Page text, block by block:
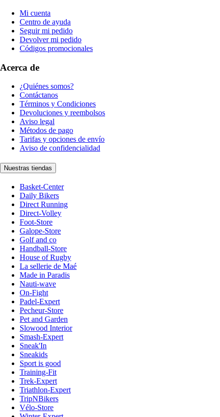
Mi cuenta
Centro de ayuda
Seguir mi pedido
Devolver mi pedido
Códigos promocionales
Acerca de
¿Quiénes somos?
Contáctanos
Términos y Condiciones
Devoluciones y reembolsos
Aviso legal
Métodos de pago
Tarifas y opciones de envío
Aviso de confidencialidad
Nuestras tiendas
Basket-Center
Daily Bikers
Direct Running
Direct-Volley
Foot-Store
Galope-Store
Golf and co
Handball-Store
House of Rugby
La sellerie de Maé
Made in Paradis
Nauti-wave
On-Fight
Padel-Expert
Pecheur-Store
Pet and Garden
Slowood Interior
Smash-Expert
Sneak'In
Sneakids
Sport is good
Training-Fit
Trek-Expert
Triathlon-Expert
TripNBikers
Vélo-Store